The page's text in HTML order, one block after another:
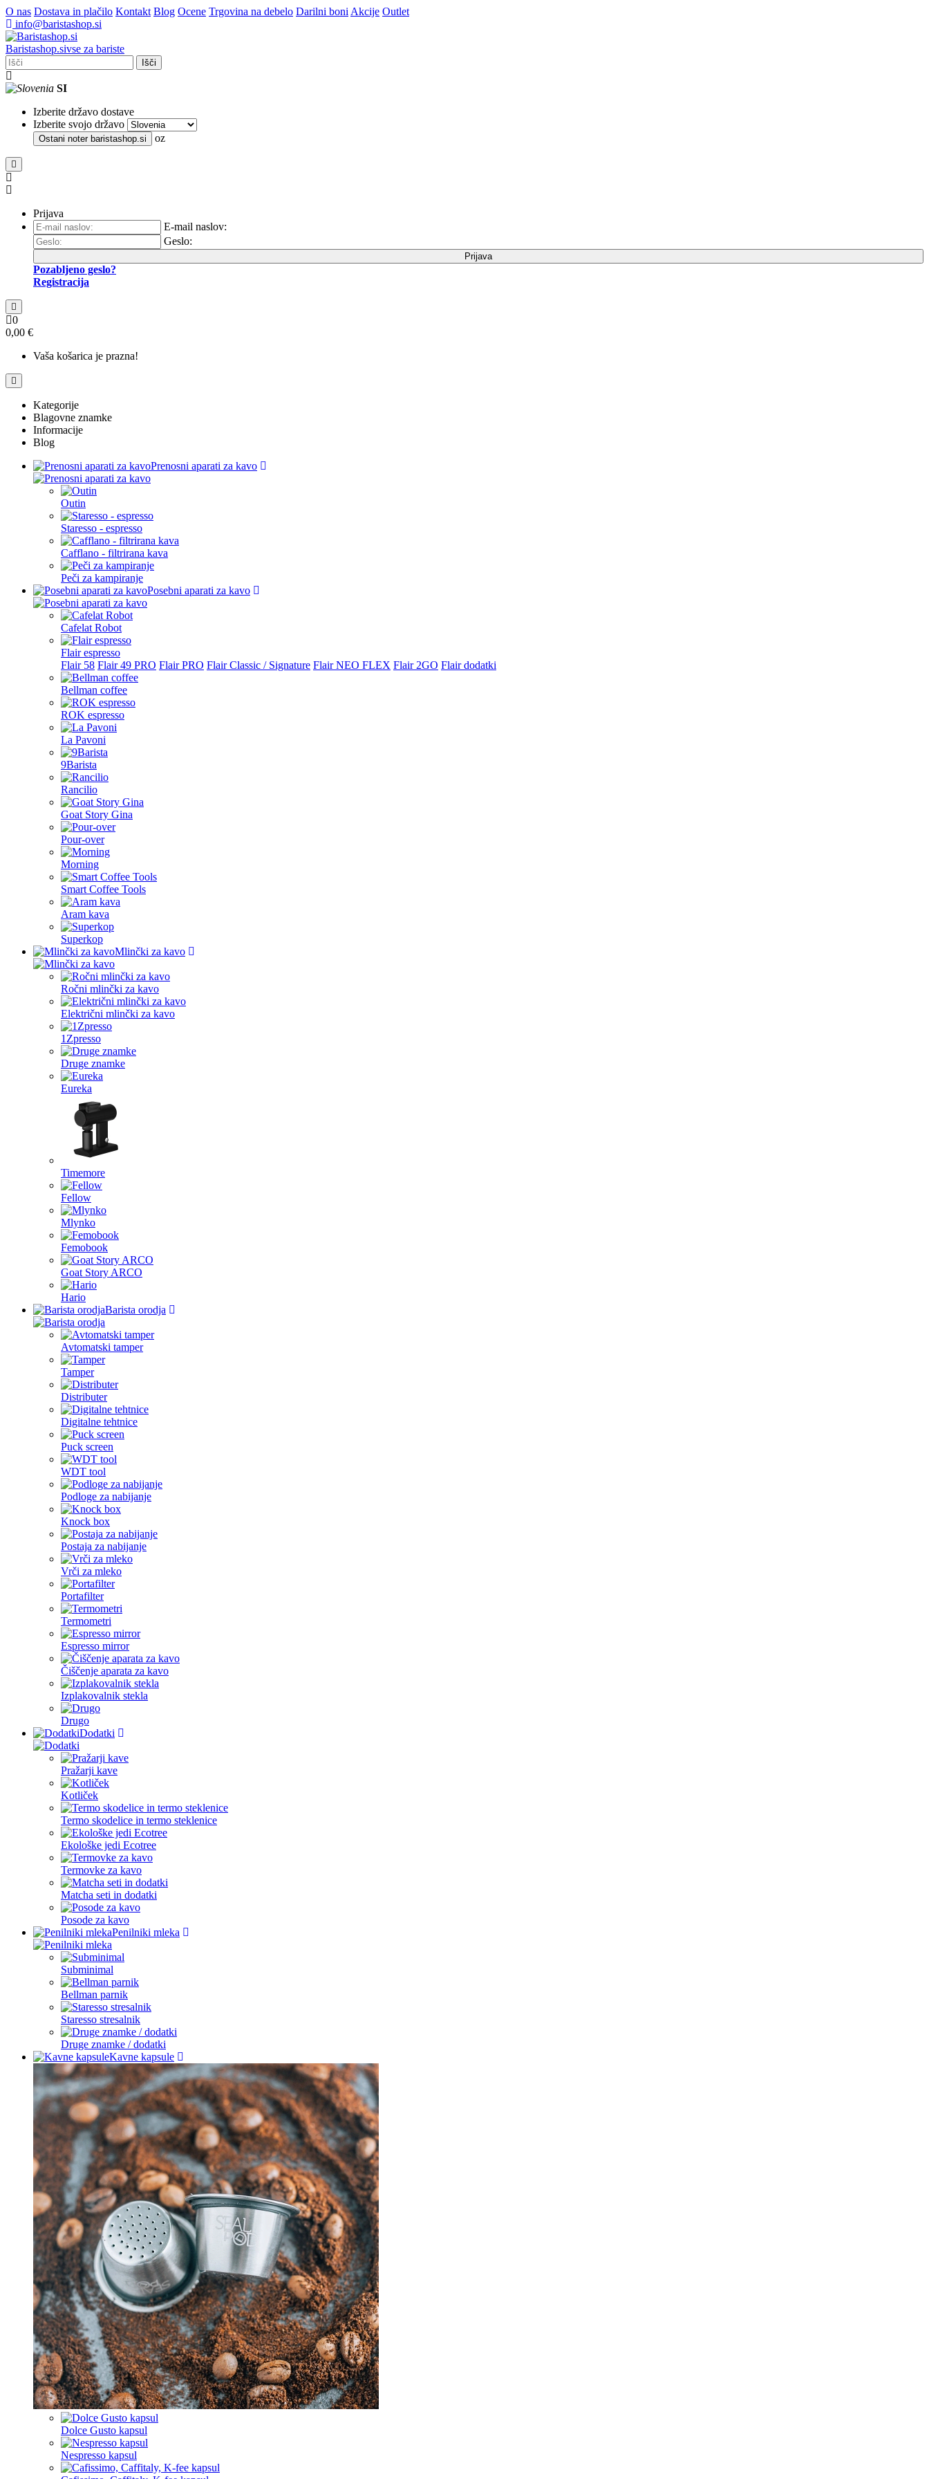
O nas Dostava in plačilo Kontakt Blog Ocene Trgovina na debelo Darilni boni Akcije Outlet
info@baristashop.si
Baristashop.sivse za bariste
Išči
SI
Izberite državo dostave
Izberite svojo državo
Ostani noter baristashop.si oz
Prijava
E-mail naslov:
Geslo:
Prijava
Pozabljeno geslo?
Registracija
0
0,00 €
Vaša košarica je prazna!
Kategorije
Blagovne znamke
Informacije
Blog
Prenosni aparati za kavo
Outin
Staresso - espresso
Cafflano - filtrirana kava
Peči za kampiranje
Posebni aparati za kavo
Cafelat Robot
Flair espresso
Flair 58 Flair 49 PRO Flair PRO Flair Classic / Signature Flair NEO FLEX Flair 2GO Flair dodatki
Bellman coffee
ROK espresso
La Pavoni
9Barista
Rancilio
Goat Story Gina
Pour-over
Morning
Smart Coffee Tools
Aram kava
Superkop
Mlinčki za kavo
Ročni mlinčki za kavo
Električni mlinčki za kavo
1Zpresso
Druge znamke
Eureka
Timemore
Fellow
Mlynko
Femobook
Goat Story ARCO
Hario
Barista orodja
Avtomatski tamper
Tamper
Distributer
Digitalne tehtnice
Puck screen
WDT tool
Podloge za nabijanje
Knock box
Postaja za nabijanje
Vrči za mleko
Portafilter
Termometri
Espresso mirror
Čiščenje aparata za kavo
Izplakovalnik stekla
Drugo
Dodatki
Pražarji kave
Kotliček
Termo skodelice in termo steklenice
Ekološke jedi Ecotree
Termovke za kavo
Matcha seti in dodatki
Posode za kavo
Penilniki mleka
Subminimal
Bellman parnik
Staresso stresalnik
Druge znamke / dodatki
Kavne kapsule
Dolce Gusto kapsul
Nespresso kapsul